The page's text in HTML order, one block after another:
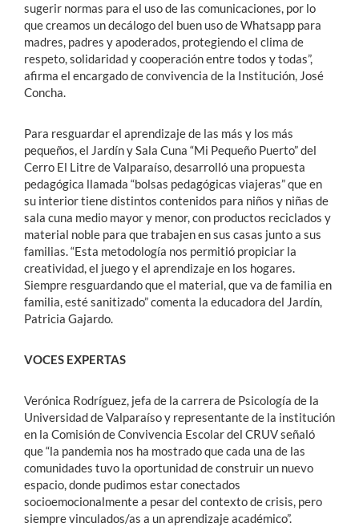
sugerir normas para el uso de las comunicaciones, por lo
que creamos un decálogo del buen uso de Whatsapp para
madres, padres y apoderados, protegiendo el clima de
respeto, solidaridad y cooperación entre todos y todas”,
afirma el encargado de convivencia de la Institución, José
Concha.
Para resguardar el aprendizaje de las más y los más
pequeños, el Jardín y Sala Cuna “Mi Pequeño Puerto” del
Cerro El Litre de Valparaíso, desarrolló una propuesta
pedagógica llamada “bolsas pedagógicas viajeras” que en
su interior tiene distintos contenidos para niños y niñas de
sala cuna medio mayor y menor, con productos reciclados y
material noble para que trabajen en sus casas junto a sus
familias. “Esta metodología nos permitió propiciar la
creatividad, el juego y el aprendizaje en los hogares.
Siempre resguardando que el material, que va de familia en
familia, esté sanitizado” comenta la educadora del Jardín,
Patricia Gajardo.
VOCES EXPERTAS
Verónica Rodríguez, jefa de la carrera de Psicología de la
Universidad de Valparaíso y representante de la institución
en la Comisión de Convivencia Escolar del CRUV señaló
que “la pandemia nos ha mostrado que cada una de las
comunidades tuvo la oportunidad de construir un nuevo
espacio, donde pudimos estar conectados
socioemocionalmente a pesar del contexto de crisis, pero
siempre vinculados/as a un aprendizaje académico”.